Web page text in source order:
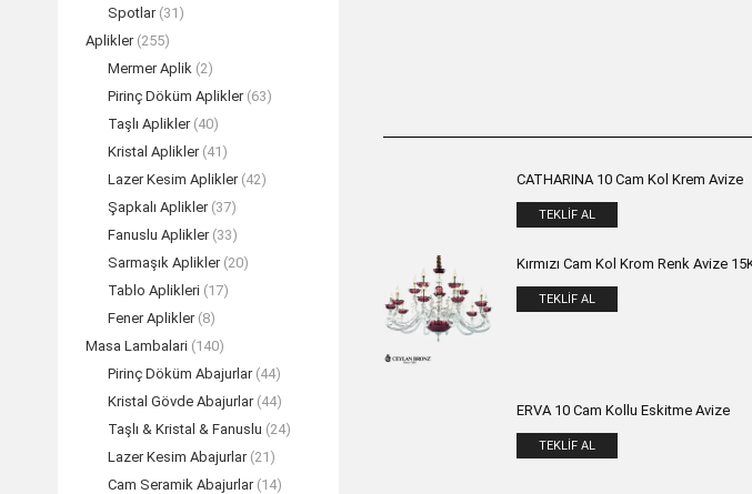
CATHARINA 10 Cam Kol Krem Avize
TEKLIF AL
Kırmızı Cam Kol Krom Renk Avize
TEKLIF AL
ERVA 10 Cam Kollu Eskitme Avize
TEKLIF AL
Spotlar (31)
Aplikler (255)
Mermer Aplik (2)
Pirinç Döküm Aplikler (63)
Taşlı Aplikler (40)
Kristal Aplikler (41)
Lazer Kesim Aplikler (42)
Şapkalı Aplikler (37)
Fanuslu Aplikler (33)
Sarmaşık Aplikler (20)
Tablo Aplikleri (17)
Fener Aplikler (8)
Masa Lambalari (140)
Pirinç Döküm Abajurlar (44)
Kristal Gövde Abajurlar (44)
Taşlı & Kristal & Fanuslu (24)
Lazer Kesim Abajurlar (21)
Cam Seramik Abajurlar (14)